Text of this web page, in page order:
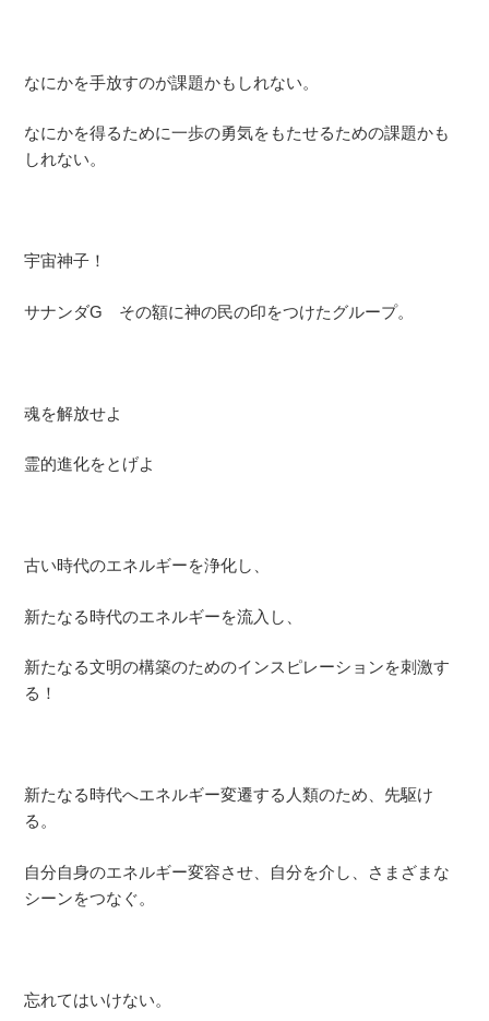
なにかを手放すのが課題かもしれない。
なにかを得るために一歩の勇気をもたせるための課題かも
しれない。
宇宙神子！
サナンダG その額に神の民の印をつけたグループ。
魂を解放せよ
霊的進化をとげよ
古い時代のエネルギーを浄化し、
新たなる時代のエネルギーを流入し、
新たなる文明の構築のためのインスピレーションを刺激す
る！
新たなる時代へエネルギー変遷する人類のため、先駆け
る。
自分自身のエネルギー変容させ、自分を介し、さまざまな
シーンをつなぐ。
忘れてはいけない。